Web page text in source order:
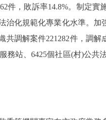
件，敗訴率14.8%。制定實
治化規範化專業化水準。
調解案件221282件，調
務站、6425個社區(村)公共